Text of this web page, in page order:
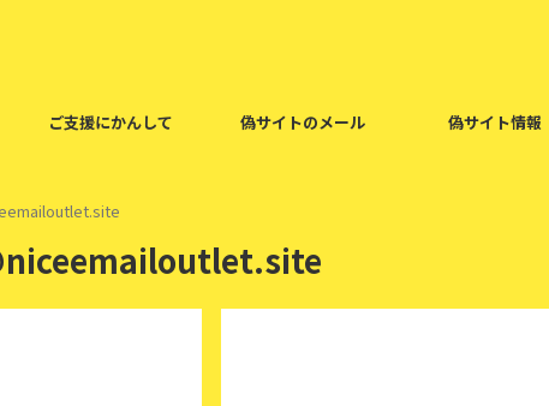
ご支援にかんして 偽サイトのメール 偽サイト情報